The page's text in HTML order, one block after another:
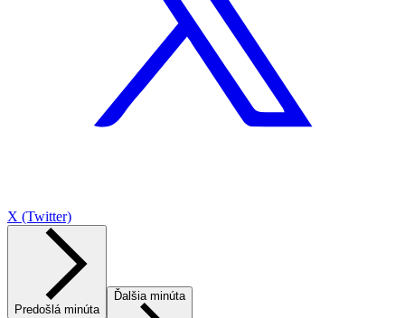
X (Twitter)
Predošlá minúta
Ďalšia minúta